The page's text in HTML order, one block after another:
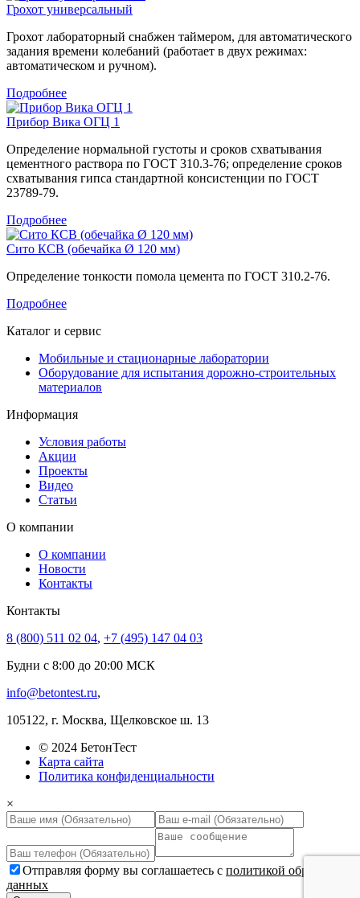
Грохот универсальный
Грохот лабораторный снабжен таймером, для автоматического
задания времени колебаний (работает в двух режимах:
автоматическом и ручном).
Подробнее
Прибор Вика ОГЦ 1
Определение нормальной густоты и сроков схватывания
цементного раствора по ГОСТ 310.3-76; определение сроков
схватывания гипса стандартной консистенции по ГОСТ
23789-79.
Подробнее
Сито КСВ (обечайка Ø 120 мм)
Определение тонкости помола цемента по ГОСТ 310.2-76.
Подробнее
Каталог и сервис
Мобильные и стационарные лаборатории
Оборудование для испытания дорожно-строительных
материалов
Информация
Условия работы
Акции
Проекты
Видео
Статьи
О компании
О компании
Новости
Контакты
Контакты
8 (800) 511 02 04, +7 (495) 147 04 03
Будни с 8:00 до 20:00 МСК
info@betontest.ru,
105122, г. Москва, Щелковское ш. 13
© 2024 БетонТест
Карта сайта
Политика конфиденциальности
×
Отправляя форму вы соглашаетесь с политикой обработки
данных